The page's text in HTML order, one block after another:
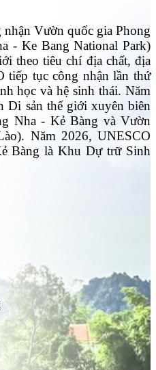
Vườn quốc gia Phong
- Ke Bang National Park)
theo tiêu chí địa chất, địa
tiếp tục công nhận lần thứ
học và hệ sinh thái. Năm
Di sản thế giới xuyên biên
Nha - Kẻ Bàng và Vườn
Năm 2026, UNESCO
Bàng là Khu Dự trữ Sinh